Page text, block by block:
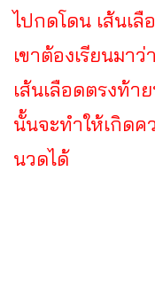
ไปกดโดน เส้นเ
เขาต้องเรียนมา
เส้นเลือดตรงท้า
นั้นจะทำให้เกิด
นวดได้